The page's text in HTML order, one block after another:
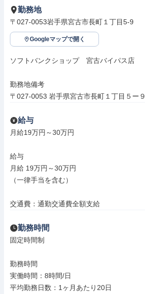
勤務地
〒027-0053岩手県宮古市長町１丁目5-9
Googleマップで開く
ソフトバンクショップ　宮古バイパス店
勤務地備考
〒027-0053 岩手県宮古市長町１丁目５ー９
給与
月給19万円～30万円
給与
月給 19万円～30万円
（一律手当を含む）
交通費：通勤交通費全額支給
勤務時間
固定時間制
勤務時間
実働時間：8時間/日
平均勤務日数：1ヶ月あたり20日